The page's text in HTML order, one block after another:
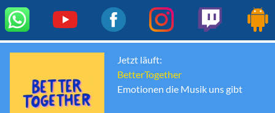
Jetzt läuft:
BetterTogether
Emotionen die Musik uns gibt